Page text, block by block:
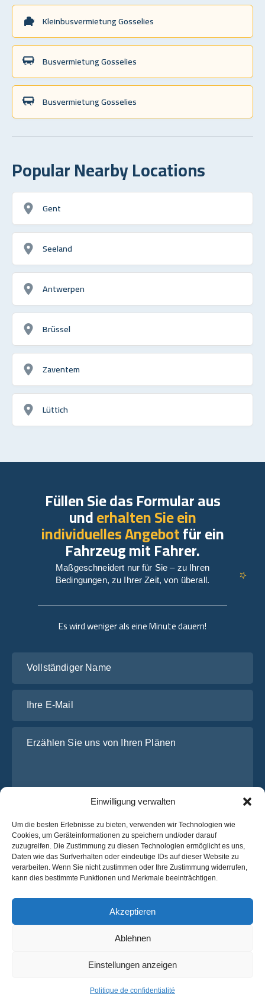
Einwilligung verwalten
Um die besten Erlebnisse zu bieten, verwenden wir Technologien wie
Cookies, um Geräteinformationen zu speichern und/oder darauf
zuzugreifen. Die Zustimmung zu diesen Technologien ermöglicht es uns,
Daten wie das Surfverhalten oder eindeutige IDs auf dieser Website zu
verarbeiten. Wenn Sie nicht zustimmen oder Ihre Zustimmung widerrufen,
kann dies bestimmte Funktionen und Merkmale beeinträchtigen.
Akzeptieren
Ablehnen
Einstellungen anzeigen
Politique de confidentialité
Kleinbusvermietung Gosselies
Busvermietung Gosselies
Busvermietung Gosselies
Popular Nearby Locations
Gent
Seeland
Antwerpen
Brüssel
Zaventem
Lüttich
© 2025 OsaBus © Alle Rechte vorbehalten.
Bestimmungen
Konditionen
Es wird weniger als eine Minute dauern!
Ich habe dieDatenschutz-Bestimmungenvon OsaBus
gelesen und stimme ihnen zu.
Ein Angebot einholen
Füllen Sie das Formular aus
underhalten Sie ein
individuelles Angebotfür ein
Fahrzeug mit Fahrer.
Maßgeschneidert nur für Sie – zu Ihren
Bedingungen, zu Ihrer Zeit, von überall.